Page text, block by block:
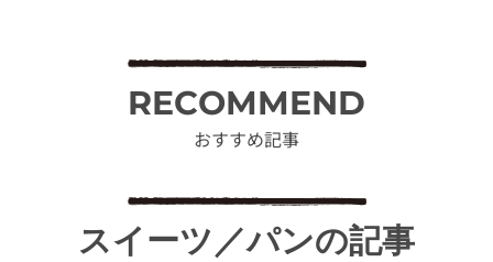
RECOMMEND
おすすめ記事
スイーツ／パンの記事